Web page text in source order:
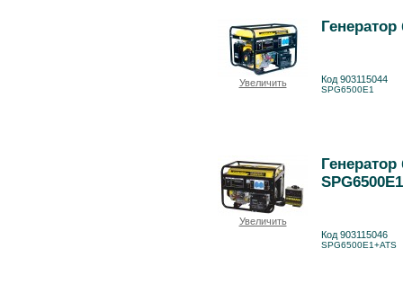
Увеличить Код 903115044
SPG6500E1
Увеличить
Код 903115046
SPG6500E1+ATS